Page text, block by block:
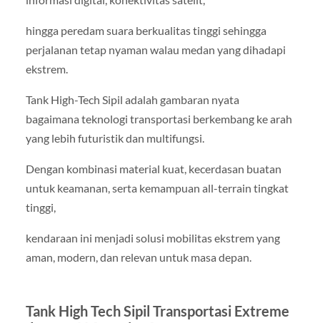
hingga peredam suara berkualitas tinggi sehingga
perjalanan tetap nyaman walau medan yang dihadapi
ekstrem.
Tank High-Tech Sipil adalah gambaran nyata
bagaimana teknologi transportasi berkembang ke arah
yang lebih futuristik dan multifungsi.
Dengan kombinasi material kuat, kecerdasan buatan
untuk keamanan, serta kemampuan all-terrain tingkat
tinggi,
kendaraan ini menjadi solusi mobilitas ekstrem yang
aman, modern, dan relevan untuk masa depan.
Tank High Tech Sipil Transportasi Extreme